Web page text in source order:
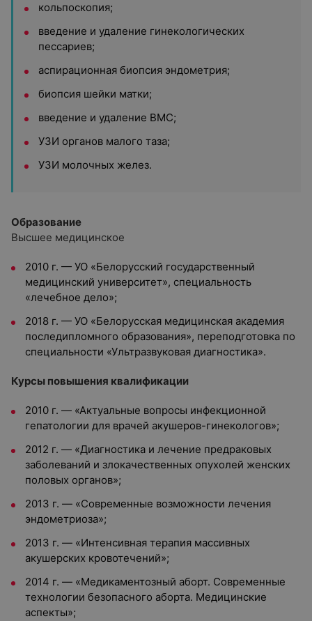
кольпоскопия;
введение и удаление гинекологических
пессариев;
аспирационная биопсия эндометрия;
биопсия шейки матки;
введение и удаление ВМС;
УЗИ органов малого таза;
УЗИ молочных желез.
Образование
Высшее медицинское
2010 г. — УО «Белорусский государственный
медицинский университет», специальность
«лечебное дело»;
2018 г. — УО «Белорусская медицинская академия
последипломного образования», переподготовка по
специальности «Ультразвуковая диагностика».
Курсы повышения квалификации
2010 г. — «Актуальные вопросы инфекционной
гепатологии для врачей акушеров-гинекологов»;
2012 г. — «Диагностика и лечение предраковых
заболеваний и злокачественных опухолей женских
половых органов»;
2013 г. — «Современные возможности лечения
эндометриоза»;
2013 г. — «Интенсивная терапия массивных
акушерских кровотечений»;
2014 г. — «Медикаментозный аборт. Современные
технологии безопасного аборта. Медицинские
аспекты»;